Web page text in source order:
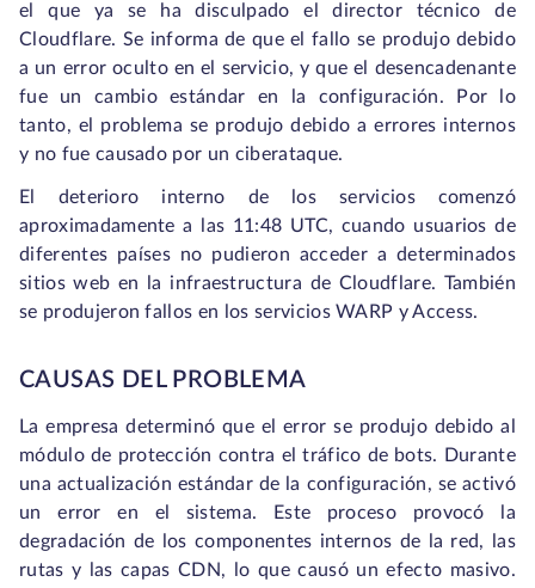
el que ya se ha disculpado el director técnico de
Cloudflare. Se informa de que el fallo se produjo debido
a un error oculto en el servicio, y que el desencadenante
fue un cambio estándar en la configuración. Por lo
tanto, el problema se produjo debido a errores internos
y no fue causado por un ciberataque.
El deterioro interno de los servicios comenzó
aproximadamente a las 11:48 UTC, cuando usuarios de
diferentes países no pudieron acceder a determinados
sitios web en la infraestructura de Cloudflare. También
se produjeron fallos en los servicios WARP y Access.
CAUSAS DEL PROBLEMA
La empresa determinó que el error se produjo debido al
módulo de protección contra el tráfico de bots. Durante
una actualización estándar de la configuración, se activó
un error en el sistema. Este proceso provocó la
degradación de los componentes internos de la red, las
rutas y las capas CDN, lo que causó un efecto masivo.